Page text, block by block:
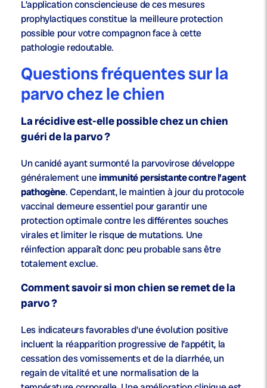
L’application consciencieuse de ces mesures
prophylactiques constitue la meilleure protection
possible pour votre compagnon face à cette
pathologie redoutable.
Questions fréquentes sur la
parvo chez le chien
La récidive est-elle possible chez un chien
guéri de la parvo ?
Un canidé ayant surmonté la parvovirose développe
généralement uneimmunité persistante contre l’agent
pathogène. Cependant, le maintien à jour du protocole
vaccinal demeure essentiel pour garantir une
protection optimale contre les différentes souches
virales et limiter le risque de mutations. Une
réinfection apparaît donc peu probable sans être
totalement exclue.
Comment savoir si mon chien se remet de la
parvo ?
Les indicateurs favorables d’une évolution positive
incluent la réapparition progressive de l’appétit, la
cessation des vomissements et de la diarrhée, un
regain de vitalité et une normalisation de la